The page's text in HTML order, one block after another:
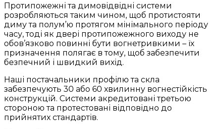
Протипожежні та димовідвідні системи
розробляються таким чином, щоб протистояти
диму та полум’ю протягом мінімального періоду
часу, тоді як двері протипожежного виходу не
обов’язково повинні бути вогнетривкими – їх
призначення полягає в тому, щоб забезпечити
безпечний і швидкий вихід.
Наші постачальники профілю та скла
забезпечують 30 або 60 хвилинну вогнестійкість
конструкцій. Системи акредитовані третьою
стороною та протестовані відповідно до
прийнятих стандартів.